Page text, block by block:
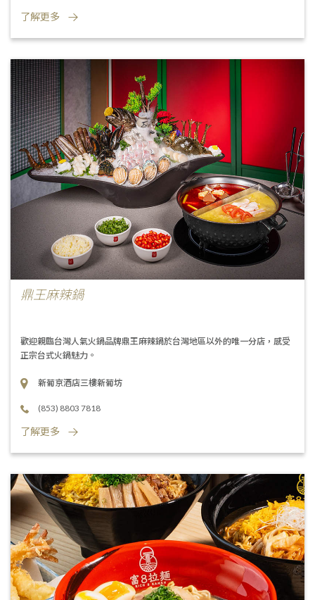
了解更多
鼎王麻辣鍋
歡迎親臨台灣人氣火鍋品牌鼎王麻辣鍋於台灣地區以外的唯一分店，感受
正宗台式火鍋魅力。
新葡京酒店三樓新葡坊
(853) 8803 7818
了解更多